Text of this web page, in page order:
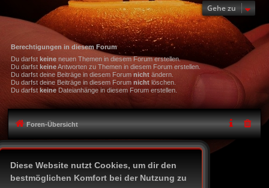
Diese Website nutzt Cookies, um dir den
bestmöglichen Komfort bei der Nutzung zu
Gehe zu
Berechtigungen in diesem Forum
Du darfst keineneuen Themen in diesem Forum erstellen.
Du darfst keineAntworten zu Themen in diesem Forum erstellen.
Du darfst deine Beiträge in diesem Forum nichtändern.
Du darfst deine Beiträge in diesem Forum nichtlöschen.
Du darfstkeineDateianhänge in diesem Forum erstellen.
Foren-Übersicht
Alle Zeiten sindUTC+02:00
® Forum Software © phpBB Limited